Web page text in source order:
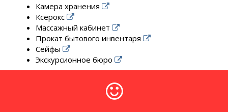
Камера хранения
Ксерокс
Массажный кабинет
Прокат бытового инвентаря
Сейфы
Экскурсионное бюро